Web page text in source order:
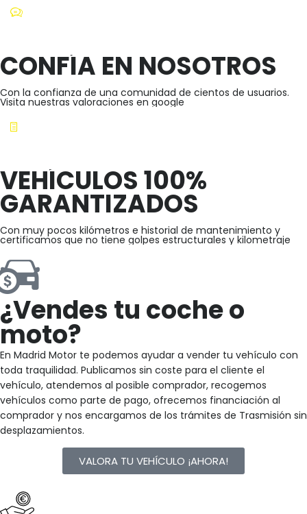
CONFÍA EN NOSOTROS
Con la confianza de una comunidad de cientos de usuarios.
Visita nuestras valoraciones en google
VEHÍCULOS 100%
GARANTIZADOS
Con muy pocos kilómetros e historial de mantenimiento y
certificamos que no tiene golpes estructurales y kilometraje
¿Vendes tu coche o
moto?
En Madrid Motor te podemos ayudar a vender tu vehículo con
toda traquilidad. Publicamos sin coste para el cliente el
vehículo, atendemos al posible comprador, recogemos
vehículos como parte de pago, ofrecemos financiación al
comprador y nos encargamos de los trámites de Trasmisión sin
desplazamientos.
VALORA TU VEHÍCULO ¡AHORA!